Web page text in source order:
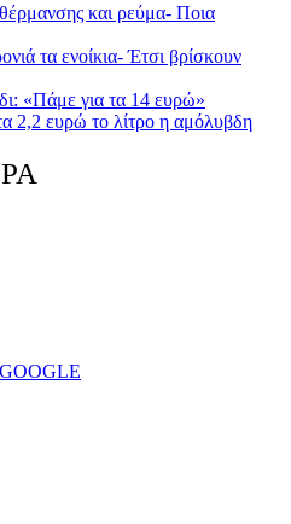
και ρεύμα- Ποια
τα ενοίκια- Έτσι βρίσκουν
«Πάμε για τα 14 ευρώ»
2,2 ευρώ το λίτρο η αμόλυβδη